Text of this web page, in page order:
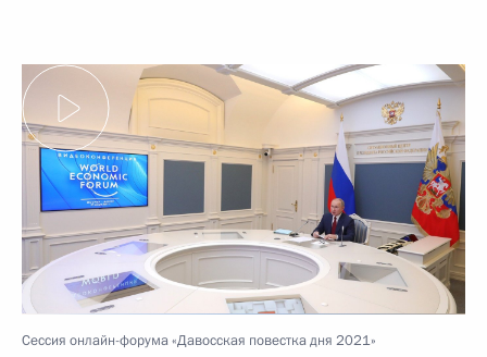
Сессия онлайн-форума «Давосская повестка дня 2021»